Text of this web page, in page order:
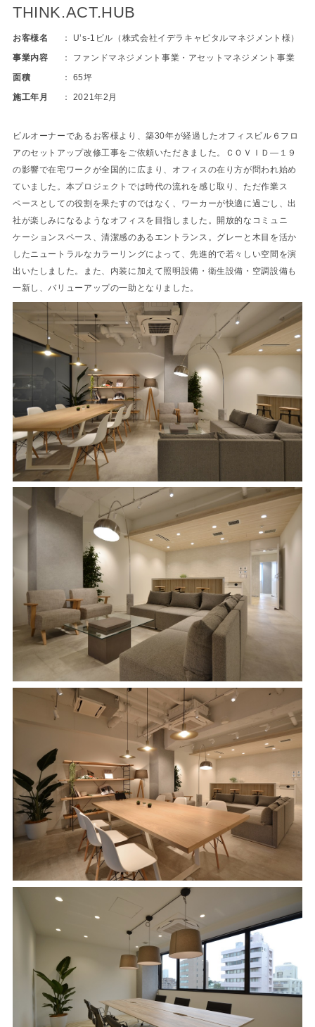
THINK.ACT.HUB
お客様名
U’s-1ビル（株式会社イデラキャピタルマネジメント様）
事業内容
ファンドマネジメント事業・アセットマネジメント事業
面積
65坪
施工年月
2021年2月
ビルオーナーであるお客様より、築30年が経過したオフィスビル６フロ
アのセットアップ改修工事をご依頼いただきました。ＣＯＶＩＤ―１９
の影響で在宅ワークが全国的に広まり、オフィスの在り方が問われ始め
ていました。本プロジェクトでは時代の流れを感じ取り、ただ作業ス
ペースとしての役割を果たすのではなく、ワーカーが快適に過ごし、出
社が楽しみになるようなオフィスを目指しました。開放的なコミュニ
ケーションスペース、清潔感のあるエントランス。グレーと木目を活か
したニュートラルなカラーリングによって、先進的で若々しい空間を演
出いたしました。また、内装に加えて照明設備・衛生設備・空調設備も
一新し、バリューアップの一助となりました。